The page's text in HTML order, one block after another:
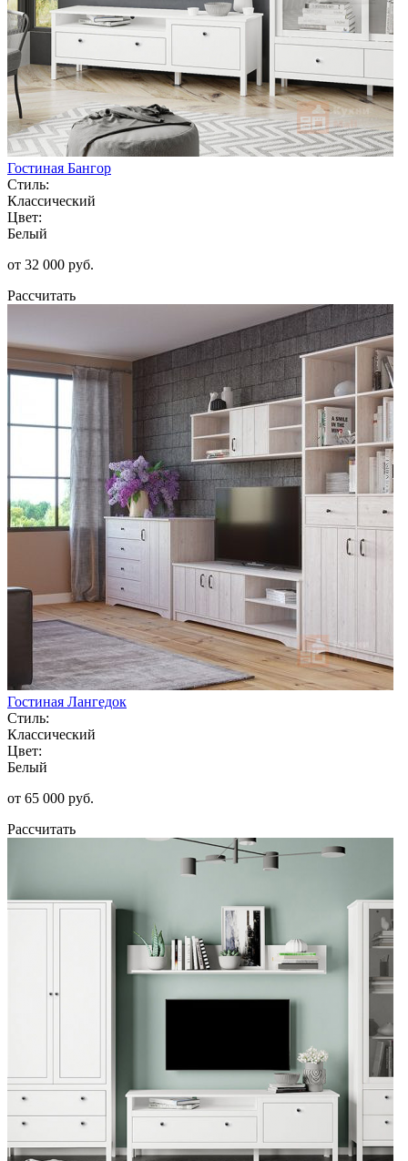
Гостиная Бангор
Стиль:
Классический
Цвет:
Белый
от 32 000 руб.
Рассчитать
Гостиная Лангедок
Стиль:
Классический
Цвет:
Белый
от 65 000 руб.
Рассчитать